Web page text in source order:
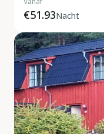
€51.93Nacht